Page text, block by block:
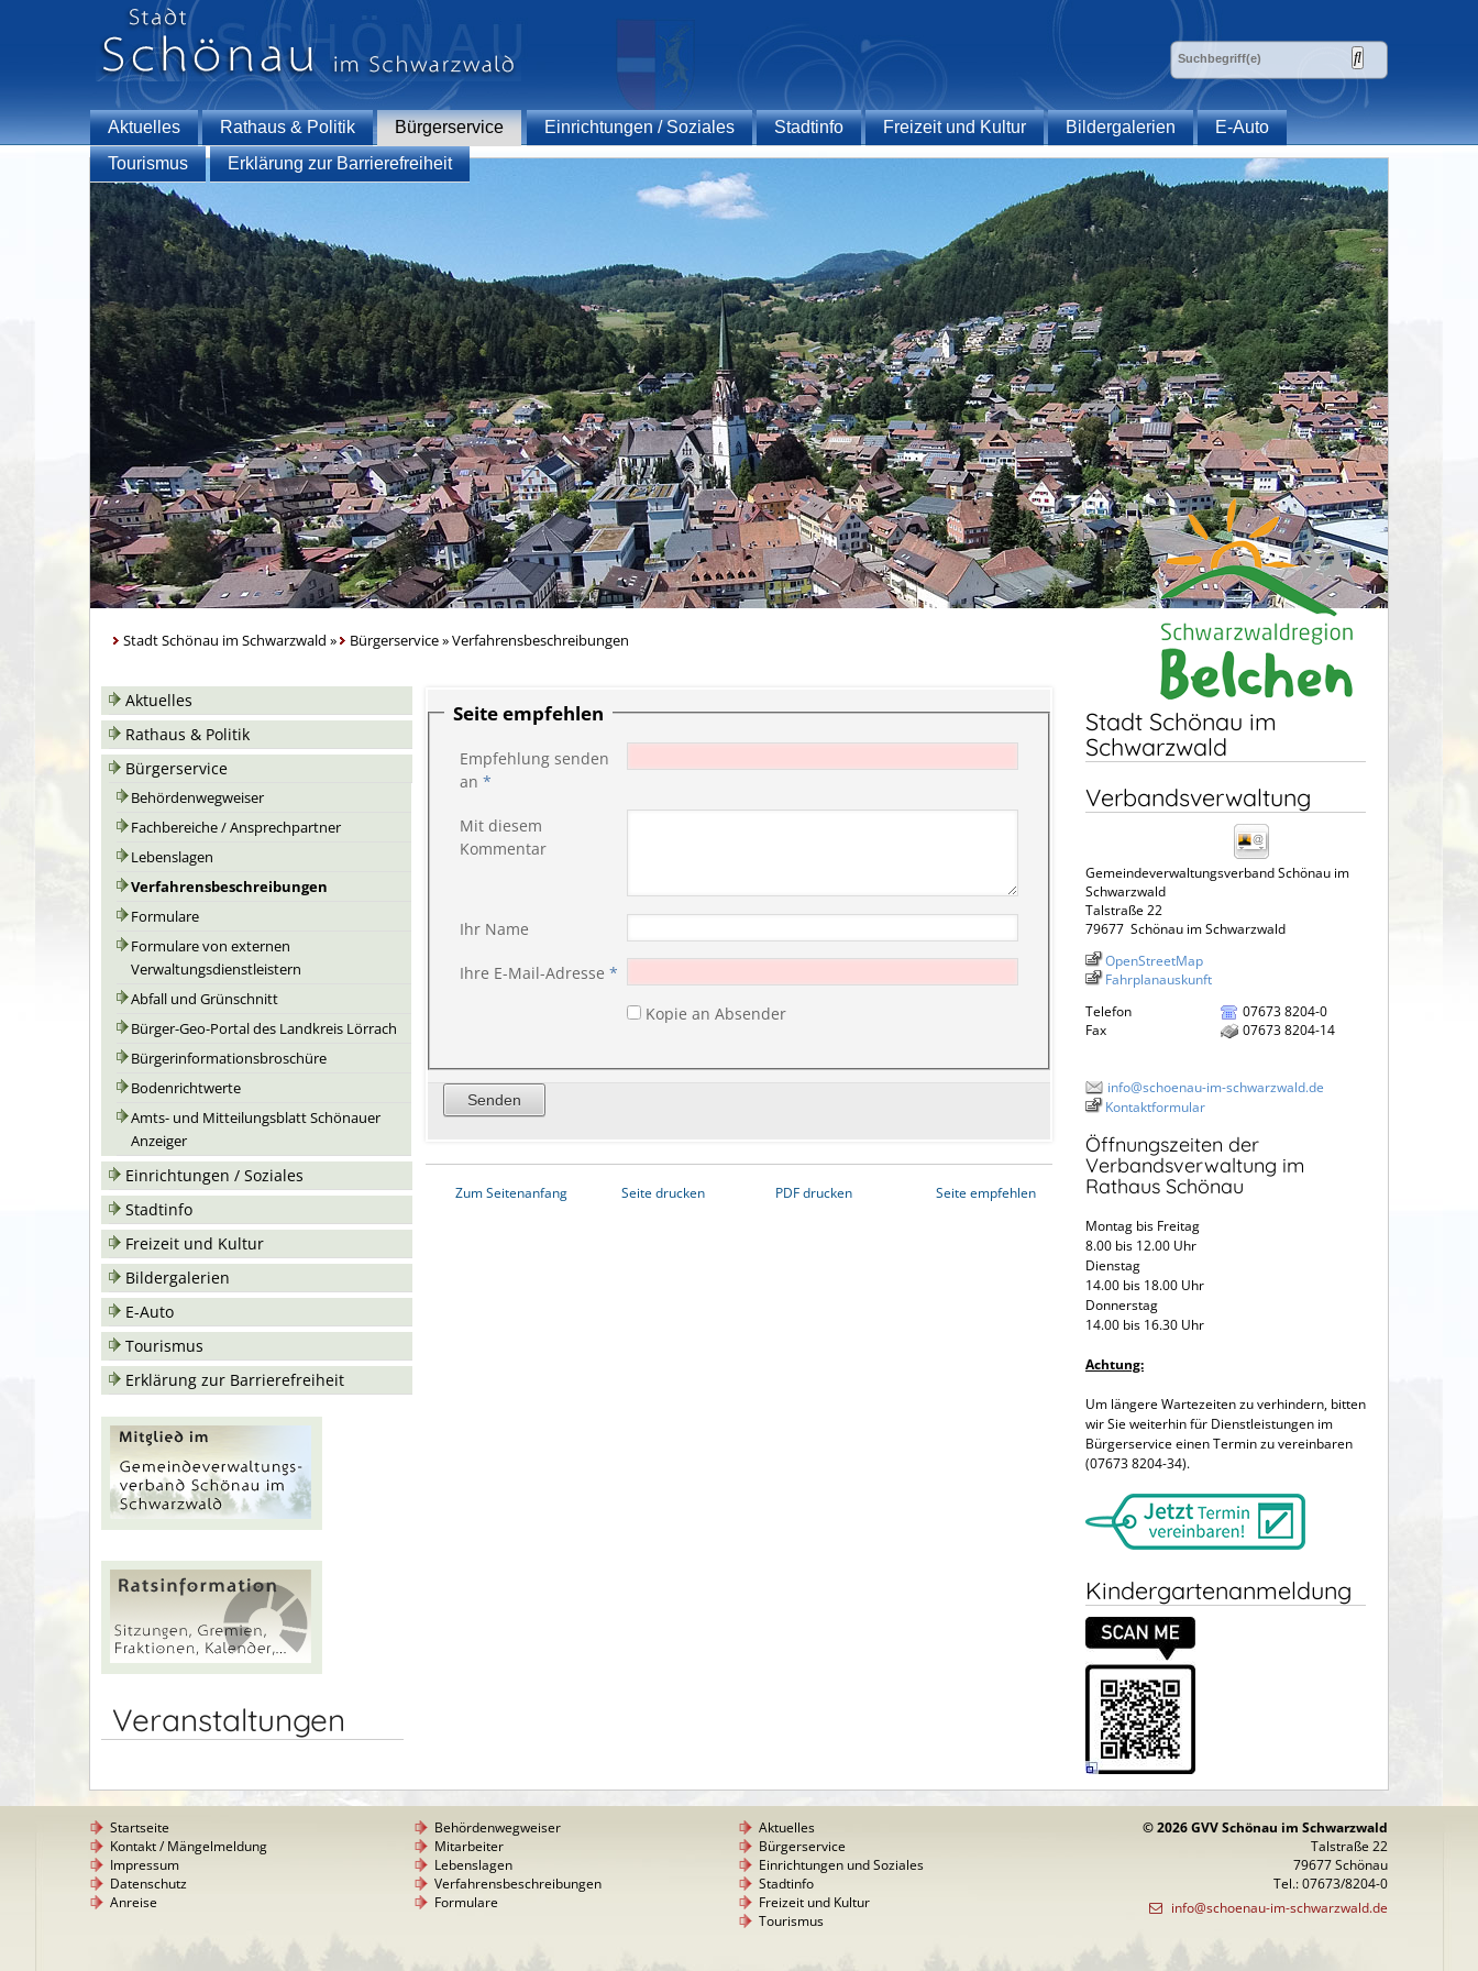
Aktuelles Rathaus & Politik Bürgerservice Einrichtungen / Soziales Stadtinfo Freizeit und Kultur Bildergalerien
E-Auto
Tourismus
Erklärung zur Barrierefreiheit
Stadt Schönau im Schwarzwald » Bürgerservice»Verfahrensbeschreibungen
Aktuelles
Rathaus & Politik
Bürgerservice
Behördenwegweiser
Fachbereiche / Ansprechpartner
Lebenslagen
Verfahrensbeschreibungen
Formulare
Formulare von externen
Verwaltungsdienstleistern
Abfall und Grünschnitt
Bürger-Geo-Portal des Landkreis Lörrach
Bürgerinformationsbroschüre
Bodenrichtwerte
Amts- und Mitteilungsblatt Schönauer
Anzeiger
Einrichtungen / Soziales
Stadtinfo
Freizeit und Kultur
Bildergalerien
E-Auto
Tourismus
Erklärung zur Barrierefreiheit
Veranstaltungen
Seite empfehlen
Empfehlung senden
an *
Mit diesem
Kommentar
Ihr Name
Ihre E-Mail-Adresse *
Kopie an Absender
Zum Seitenanfang Seite drucken PDF drucken Seite empfehlen
Stadt Schönau im
Schwarzwald
Verbandsverwaltung
Gemeindeverwaltungsverband Schönau im
Schwarzwald
Talstraße 22
79677 Schönau im Schwarzwald
OpenStreetMap
Fahrplanauskunft
Telefon
07673 8204-0
Fax
07673 8204-14
info@schoenau-im-schwarzwald.de
Kontaktformular
Öffnungszeiten der
Verbandsverwaltung im
Rathaus Schönau
Montag bis Freitag
8.00 bis 12.00 Uhr
Dienstag
14.00 bis 18.00 Uhr
Donnerstag
14.00 bis 16.30 Uhr
Achtung:
Um längere Wartezeiten zu verhindern, bitten
wir Sie weiterhin für Dienstleistungen im
Bürgerservice einen Termin zu vereinbaren
(07673 8204-34).
Kindergartenanmeldung
Startseite
Kontakt / Mängelmeldung
Impressum
Datenschutz
Anreise
Behördenwegweiser
Mitarbeiter
Lebenslagen
Verfahrensbeschreibungen
Formulare
Aktuelles
Bürgerservice
Einrichtungen und Soziales
Stadtinfo
Freizeit und Kultur
Tourismus
© 2026 GVV Schönau im Schwarzwald
Talstraße 22
79677 Schönau
Tel.: 07673/8204-0
info@schoenau-im-schwarzwald.de